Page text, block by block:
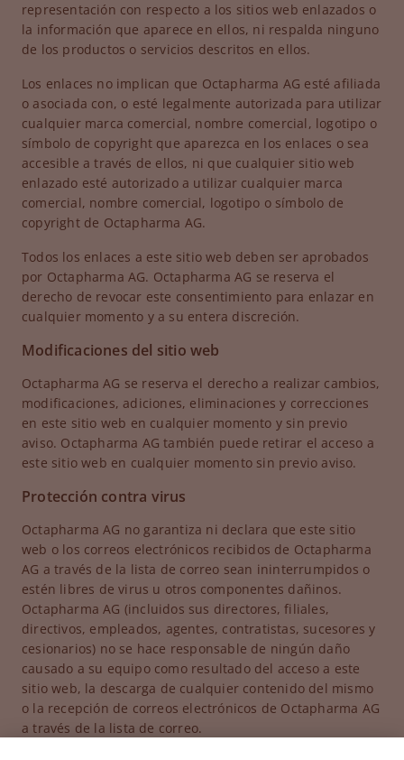
representación con respecto a los sitios web enlazados o
la información que aparece en ellos, ni respalda ninguno
de los productos o servicios descritos en ellos.
Los enlaces no implican que Octapharma AG esté afiliada
o asociada con, o esté legalmente autorizada para utilizar
cualquier marca comercial, nombre comercial, logotipo o
símbolo de copyright que aparezca en los enlaces o sea
accesible a través de ellos, ni que cualquier sitio web
enlazado esté autorizado a utilizar cualquier marca
comercial, nombre comercial, logotipo o símbolo de
copyright de Octapharma AG.
Todos los enlaces a este sitio web deben ser aprobados
por Octapharma AG. Octapharma AG se reserva el
derecho de revocar este consentimiento para enlazar en
cualquier momento y a su entera discreción.
Modificaciones del sitio web
Octapharma AG se reserva el derecho a realizar cambios,
modificaciones, adiciones, eliminaciones y correcciones
en este sitio web en cualquier momento y sin previo
aviso. Octapharma AG también puede retirar el acceso a
este sitio web en cualquier momento sin previo aviso.
Protección contra virus
Octapharma AG no garantiza ni declara que este sitio
web o los correos electrónicos recibidos de Octapharma
AG a través de la lista de correo sean ininterrumpidos o
estén libres de virus u otros componentes dañinos.
Octapharma AG (incluidos sus directores, filiales,
directivos, empleados, agentes, contratistas, sucesores y
cesionarios) no se hace responsable de ningún daño
causado a su equipo como resultado del acceso a este
sitio web, la descarga de cualquier contenido del mismo
o la recepción de correos electrónicos de Octapharma AG
a través de la lista de correo.